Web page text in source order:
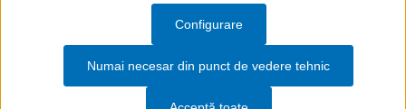
Numai necesar din punct de vedere tehnic
Configurare